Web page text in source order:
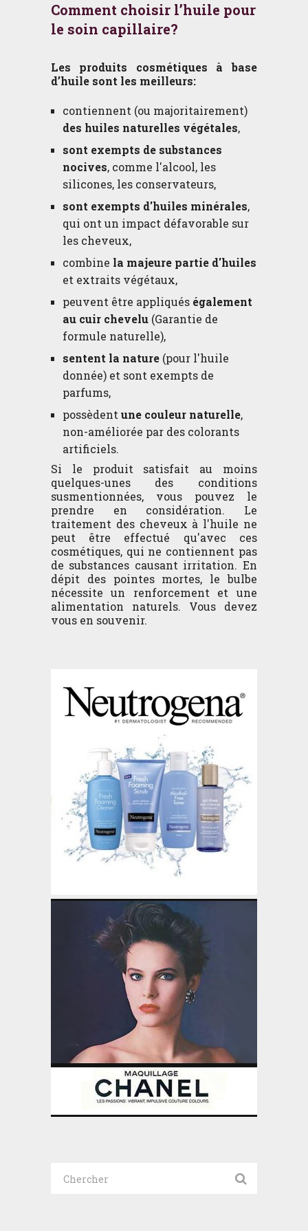
Comment choisir l’huile pour
le soin capillaire?
Les produits cosmétiques à base
d’huile sont les meilleurs:
contiennent (ou majoritairement)
des huiles naturelles végétales,
sont exempts de substances
nocives, comme l'alcool, les
silicones, les conservateurs,
sont exempts d'huiles minérales,
qui ont un impact défavorable sur
les cheveux,
combine la majeure partie d'huiles
et extraits végétaux,
peuvent être appliqués également
au cuir chevelu(Garantie de
formule naturelle),
sentent la nature(pour l'huile
donnée) et sont exempts de
parfums,
possèdentune couleur naturelle,
non-améliorée par des colorants
artificiels.
Si le produit satisfait au moins
quelques-unes des conditions
susmentionnées, vous pouvez le
prendre en considération. Le
traitement des cheveux à l'huile ne
peut être effectué qu'avec ces
cosmétiques, qui ne contiennent pas
de substances causant irritation. En
dépit des pointes mortes, le bulbe
nécessite un renforcement et une
alimentation naturels. Vous devez
vous en souvenir.